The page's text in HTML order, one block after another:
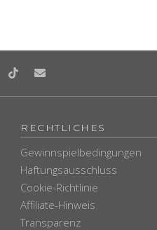
RECHTLICHES
Gewinnspielbedingungen
Haftungsausschluss
Cookie-Richtlinie
Affiliate-Hinweis
Transparenz